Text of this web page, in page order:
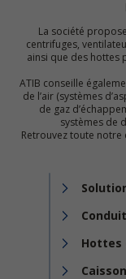
La société
centrifuges,
ainsi que des hottes
ATIB conseille
de l’air (systèmes
de gaz
systèmes de
Retrouvez toute
Hottes